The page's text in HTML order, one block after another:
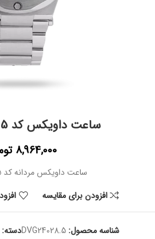
ساعت داویکس کد DVG24028.5
8,964,000
ساعت داویکس مردانه کد DVG24028.5
افزودن برای مقایسه
شناسه محصول: DVG24028.5دسته: